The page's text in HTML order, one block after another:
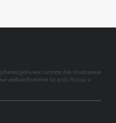
систем для оснащения
медиаобъектов по всей России и